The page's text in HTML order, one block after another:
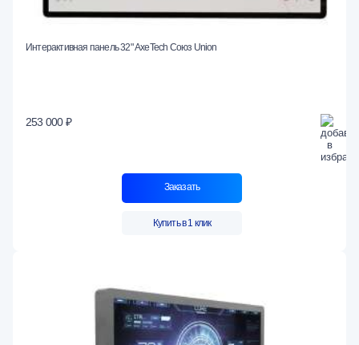
Интерактивная панель 32" AxeTech Союз Union
253 000 ₽
Заказать
Купить в 1 клик